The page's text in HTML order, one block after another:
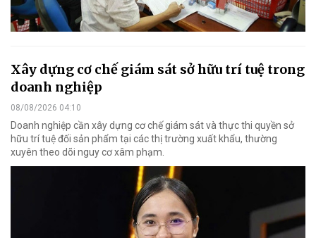
Xây dựng cơ chế giám sát sở hữu trí tuệ trong
doanh nghiệp
08/08/2026 04:10
Doanh nghiệp cần xây dựng cơ chế giám sát và thực thi quyền sở
hữu trí tuệ đối sản phẩm tại các thị trường xuất khẩu, thường
xuyên theo dõi nguy cơ xâm phạm.